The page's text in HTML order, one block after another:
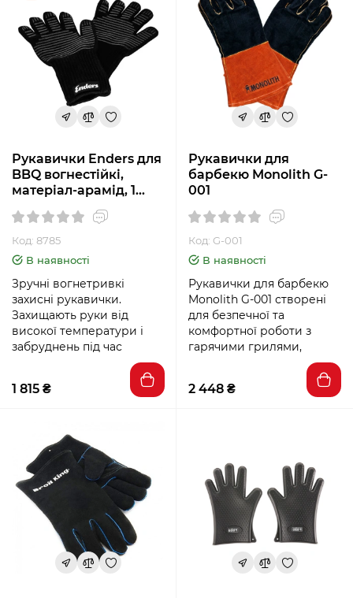
Рукавички Enders для
BBQ вогнестійкі,
матеріал-арамід, 1
пара, колір чорний
Код: 8785
В наявності
Зручні вогнетривкі
захисні рукавички.
Захищають руки від
високої температури і
забруднень під час
1 815 ₴
Рукавички для
барбекю Monolith G-
001
Код: G-001
В наявності
Рукавички для барбекю
Monolith G-001 створені
для безпечної та
комфортної роботи з
гарячими грилями,
2 448 ₴